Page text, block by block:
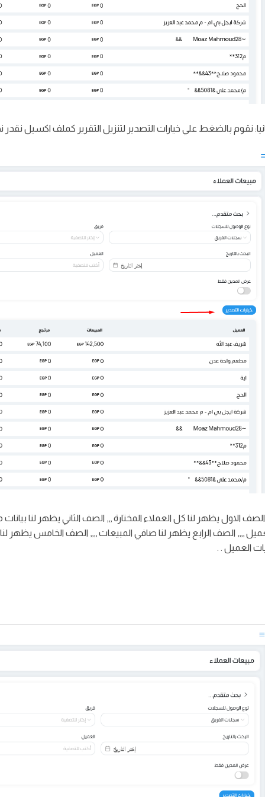
نقوم بالضغط علي خيارات التصدير لتنزيل التقرير كملف اكسيل نقدر
: الصف الاول يظهر لنا كل العملاء المختارة ,,, الصف الثاني يظهر لنا
,,,, الصف الرابع يظهر لنا صافي المبيعات ,,,, الصف الخامس يظهر
العميل . .